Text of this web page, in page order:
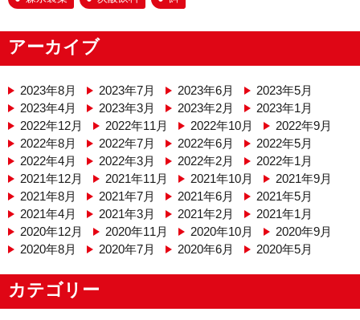
アーカイブ
2023年8月 2023年7月 2023年6月
2023年5月
2023年4月
2023年3月 2023年2月
2023年1月
2022年12月
2022年11月 2022年10月
2022年9月
2022年8月
2022年7月 2022年6月
2022年5月
2022年4月
2022年3月 2022年2月
2022年1月
2021年12月
2021年11月 2021年10月
2021年9月
2021年8月
2021年7月 2021年6月
2021年5月
2021年4月
2021年3月 2021年2月
2021年1月
2020年12月
2020年11月 2020年10月
2020年9月
2020年8月
2020年7月 2020年6月 2020年5月
カテゴリー